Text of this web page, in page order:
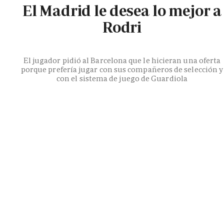
El Madrid le desea lo mejor a
Rodri
El jugador pidió al Barcelona que le hicieran una oferta
porque prefería jugar con sus compañeros de selección y
con el sistema de juego de Guardiola